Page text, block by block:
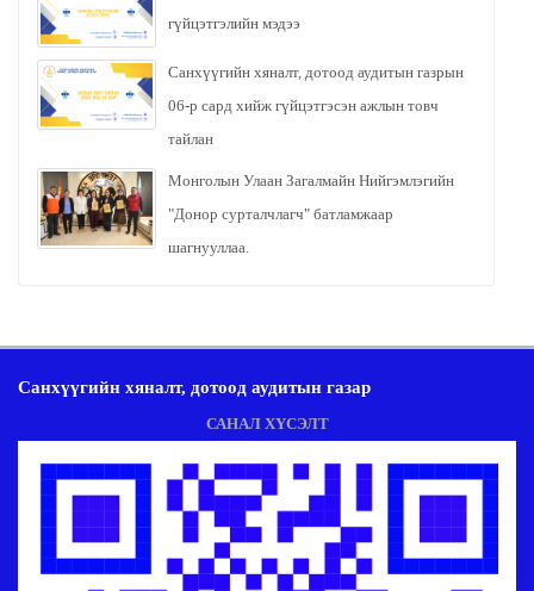
гүйцэтгэлийн мэдээ
Санхүүгийн хяналт, дотоод аудитын газрын
06-р сард хийж гүйцэтгэсэн ажлын товч
тайлан
Монголын Улаан Загалмайн Нийгэмлэгийн
"Донор сурталчлагч" батламжаар
шагнууллаа.
Санхүүгийн хяналт, дотоод аудитын газар
САНАЛ ХҮСЭЛТ